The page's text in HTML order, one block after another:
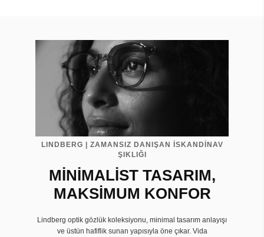
LINDBERG | ZAMANSIZ DANIŞAN İSKANDİNAV
ŞIKLIĞI
MİNİMALİST TASARIM,
MAKSİMUM KONFOR
Lindberg optik gözlük koleksiyonu, minimal tasarım anlayışı
ve üstün hafiflik sunan yapısıyla öne çıkar. Vida